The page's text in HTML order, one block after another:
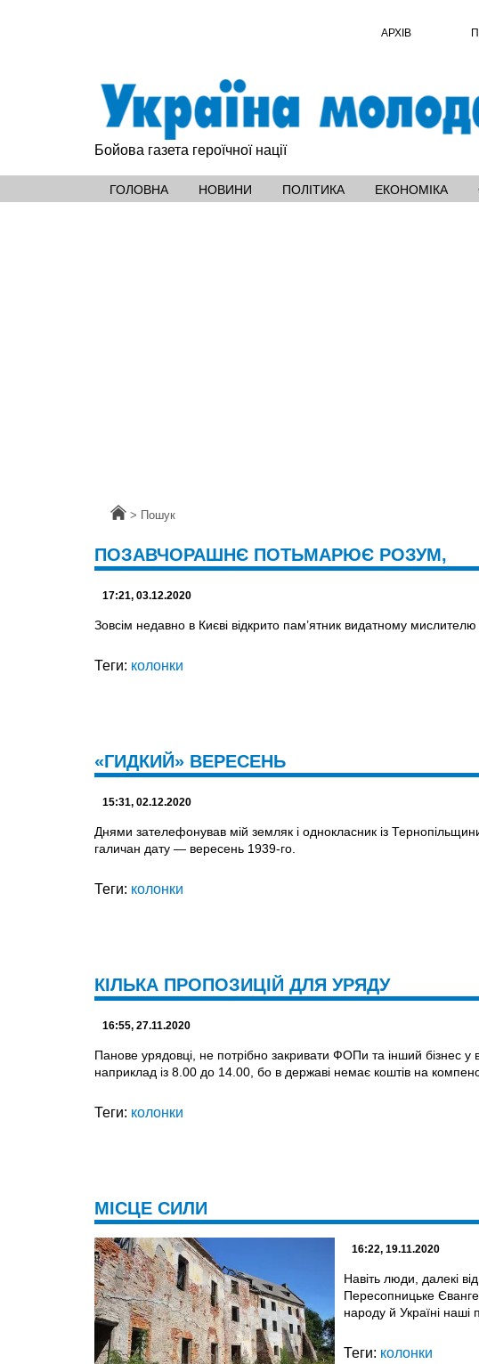
АРХІВ
Бойова газета героїчної нації
ГОЛОВНА НОВИНИ ПОЛІТИКА ЕКОНОМІКА
Головна
> Пошук
ПОЗАВЧОРАШНЄ ПОТЬМАРЮЄ РОЗУМ,
17:21, 03.12.2020
Зовсім недавно в Києві відкрито пам’ятник видатному мислителю
Теги: колонки
«ГИДКИЙ» ВЕРЕСЕНЬ
15:31, 02.12.2020
Днями зателефонував мій земляк і однокласник із
галичан дату — вересень 1939-го.
Теги: колонки
КІЛЬКА ПРОПОЗИЦІЙ ДЛЯ УРЯДУ
16:55, 27.11.2020
Панове урядовці, не потрібно закривати ФОПи та інший бізнес у
наприклад із 8.00 до 14.00, бо в державі немає коштів на
Теги: колонки
МІСЦЕ СИЛИ
16:22, 19.11.2020
Навіть люди, далекі
Пересопницьке
народу й Україні наші
Теги: колонки